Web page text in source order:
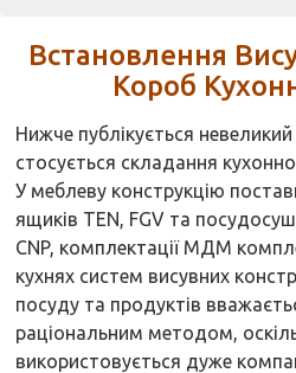
Встановлення
Короб
Нижче публікується
стосується складання
У меблеву конструкцію
ящиків TEN, FGV та
CNP, комплектації МДМ
кухнях систем висувних
посуду та продуктів
раціональним методом,
використовується дуже